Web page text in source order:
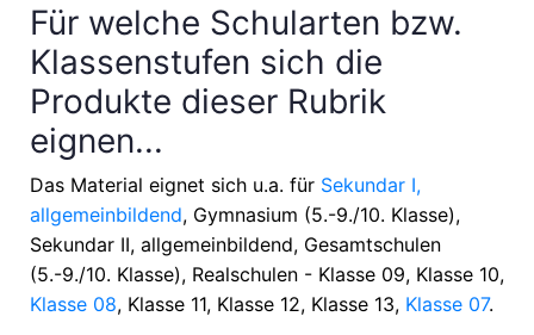
Für welche Schularten bzw.
Klassenstufen sich die
Produkte dieser Rubrik
eignen...
Das Material eignet sich u.a. für Sekundar I,
allgemeinbildend, Gymnasium (5.-9./10. Klasse),
Sekundar II, allgemeinbildend, Gesamtschulen
(5.-9./10. Klasse), Realschulen - Klasse 09, Klasse 10,
Klasse 08, Klasse 11, Klasse 12, Klasse 13, Klasse 07.